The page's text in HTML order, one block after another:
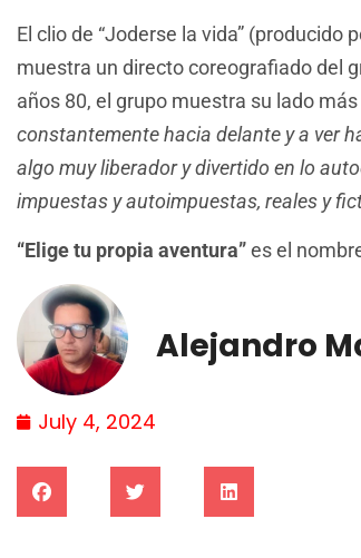
El clio de “Joderse la vida” (producido
muestra un directo coreografiado del
años 80, el grupo muestra su lado
constantemente hacia delante y a ver
algo muy liberador y divertido en lo
impuestas y autoimpuestas, reales y
“Elige tu propia aventura”es el
Alejandro
July 4, 2024